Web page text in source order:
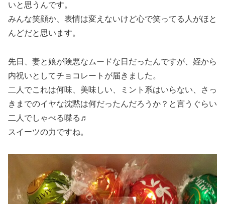
いと思うんです。
みんな笑顔か、表情は変えないけど心で笑ってる人がほと
んどだと思います。
先日、妻と娘が険悪なムードな日だったんですが、姪から
内祝いとしてチョコレートが届きました。
二人でこれは何味、美味しい、ミント系はいらない、さっ
きまでのイヤな沈黙は何だったんだろうか？と言うぐらい
二人でしゃべる喋る♬
スイーツの力ですね。